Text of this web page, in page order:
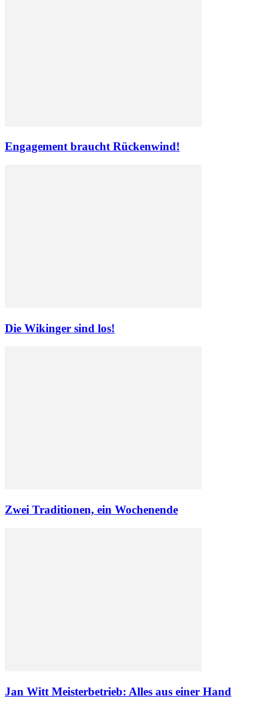
Engagement braucht Rückenwind!
Die Wikinger sind los!
Zwei Traditionen, ein Wochenende
Jan Witt Meisterbetrieb: Alles aus einer Hand